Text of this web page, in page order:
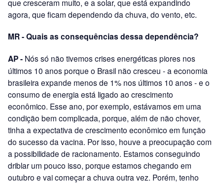
que cresceram muito, e a solar, que está expandindo
agora, que ficam dependendo da chuva, do vento, etc.
MR - Quais as consequências dessa dependência?
AP - Nós só não tivemos crises energéticas piores nos
últimos 10 anos porque o Brasil não cresceu - a economia
brasileira expande menos de 1% nos últimos 10 anos - e o
consumo de energia está ligado ao crescimento
econômico. Esse ano, por exemplo, estávamos em uma
condição bem complicada, porque, além de não chover,
tinha a expectativa de crescimento econômico em função
do sucesso da vacina. Por isso, houve a preocupação com
a possibilidade de racionamento. Estamos conseguindo
driblar um pouco isso, porque estamos chegando em
outubro e vai começar a chuva outra vez. Porém, tenho